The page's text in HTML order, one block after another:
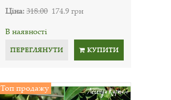
Ціна:318.00 174.9 грн
В наявності
ПЕРЕГЛЯНУТИ КУПИТИ
Топ продажу